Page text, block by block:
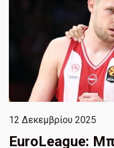
12 Δεκεμβρίου 2025
EuroLeague: